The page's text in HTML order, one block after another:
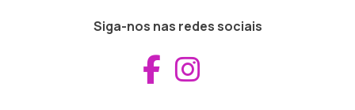
Siga-nos nas redes sociais
Aceder ao